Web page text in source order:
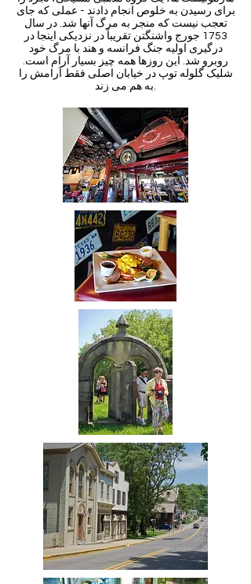
برای رسیدن به خلوص انجام دادند - عملی که جای
تعجب نیست که منجر به مرگ آنها شد. در سال
1753 جورج واشنگتن تقریباً در نزدیکی اینجا در
درگیری اولیه جنگ فرانسه و هند با مرگ خود
روبرو شد. این روزها همه چیز بسیار آرام است.
شلیک گلوله توپ در خیابان اصلی فقط آرامش را
به هم می زند.